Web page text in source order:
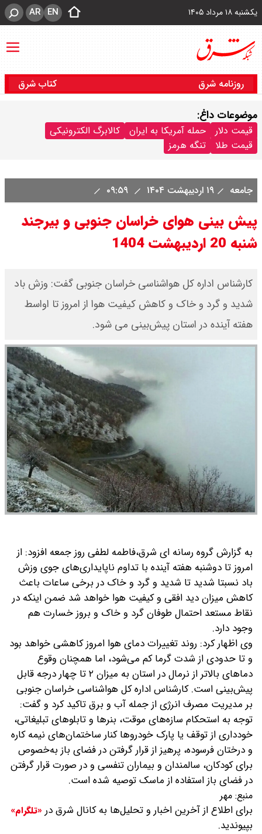
یکشنبه ۱۸ مرداد ۱۴۰۵ EN
AR
روزنامه شرق کتاب شرق
موضوعات داغ:
قیمت دلار حمله آمریکا به ایران
کالابرگ الکترونیکی
قیمت طلا
تنگه هرمز
جامعه ۱۹ اردیبهشت ۱۴۰۴
پیش بینی هوای خراسان جنوبی و بیرجند
شنبه 20 اردیبهشت 1404
کارشناس اداره کل هواشناسی خراسان جنوبی گفت: وزش باد
شدید و گرد و خاک و کاهش کیفیت هوا از امروز تا اواسط
هفته آینده در استان پیش‌بینی می شود.
به گزارش گروه رسانه ای شرق،فاطمه لطفی روز جمعه افزود: از
امروز تا دوشنبه هفته آینده با تداوم ناپایداری‌های جوی وزش
باد نسبتا شدید تا شدید و گرد و خاک در برخی ساعات باعث
کاهش میزان دید افقی و کیفیت هوا خواهد شد ضمن اینکه در
نقاط مستعد احتمال طوفان گرد و خاک و بروز خسارت هم
وجود دارد.
وی اظهار کرد: روند تغییرات دمای هوا امروز کاهشی خواهد بود
و تا حدودی از شدت گرما کم می‌شود، اما همچنان وقوع
دماهای بالاتر از نرمال در استان به میزان ۲ تا چهار درجه قابل
پیش‌بینی است. کارشناس اداره کل هواشناسی خراسان جنوبی
بر مدیریت مصرف انرژی از جمله آب و برق تاکید کرد و گفت:
توجه به استحکام سازه‌های موقت، بنرها و تابلوهای تبلیغاتی،
خودداری از توقف یا پارک خودروها کنار ساختمان‌های نیمه کاره
و درختان فرسوده، پرهیز از قرار گرفتن در فضای باز به‌خصوص
برای کودکان، سالمندان و بیماران تنفسی و در صورت قرار گرفتن
در فضای باز استفاده از ماسک توصیه شده است.​
منبع: مهر
برای اطلاع از آخرین اخبار و تحلیل‌ها به کانال شرق در «تلگرام»
بپیوندید.